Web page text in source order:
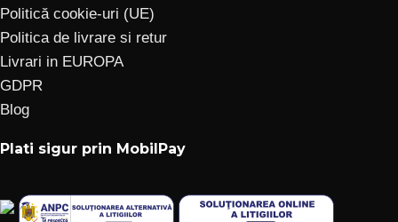
Politică cookie-uri (UE)
Politica de livrare si retur
Livrari in EUROPA
GDPR
Blog
Plati sigur prin MobilPay